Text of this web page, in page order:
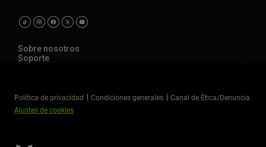
Sobre nosotros
Soporte
Política de privacidad Condiciones generales
Canal de Ética/Denuncia
Ajustes de cookies